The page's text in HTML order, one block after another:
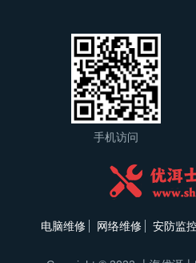
手机访问
电脑维修 网络维修 安防监